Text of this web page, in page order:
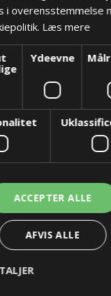
-
i overensstemmelse
Læs mere
Ydeevne
ACCEPTER ALLE
AFVIS ALLE